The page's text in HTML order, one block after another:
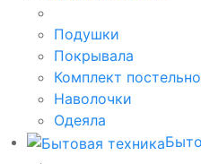
Подушки
Покрывала
Комплект
Наволочки
Одеяла